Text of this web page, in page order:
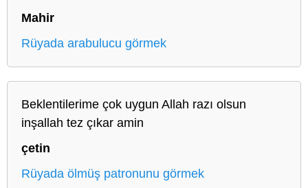
Mahir
Rüyada arabulucu görmek
Beklentilerime çok uygun Allah razı olsun
inşallah tez çıkar amin
çetin
Rüyada ölmüş patronunu görmek